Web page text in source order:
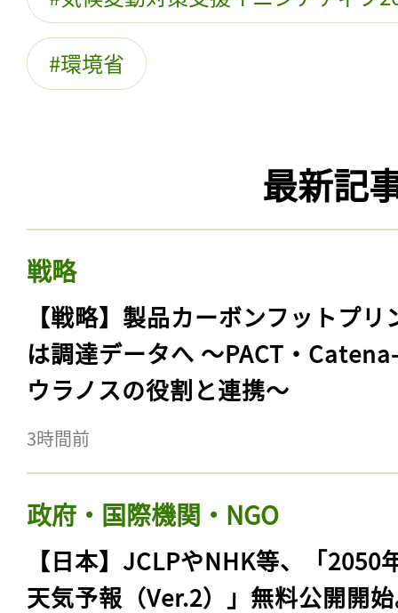
環境省
最新記
戦略
【戦略】製品カーボンフットプリ
は調達データへ 〜PACT・
ウラノスの役割と連携〜
3時間前
政府・国際機関・NGO
【日本】JCLPやNHK等、「2050
天気予報（Ver.2）」無料公開開